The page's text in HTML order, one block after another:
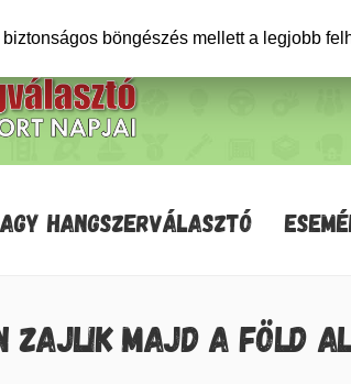
HANGSZERVÁLASZTÓ
ZAJLIK MAJD A FÖLD
böngészés mellett a legjobb